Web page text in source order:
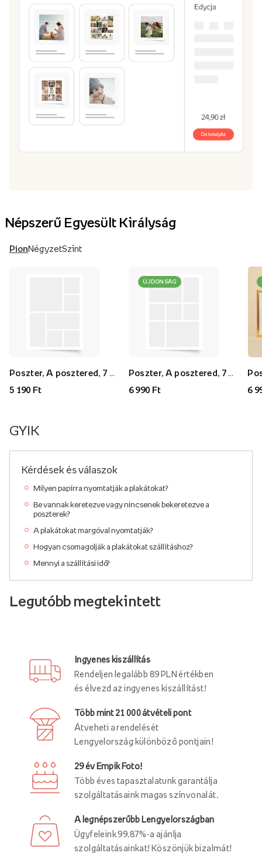
Népszerű Egyesült Királyság
PionNégyzetSzint
5 190 Ft
ÚJDONSÁG
6 990 Ft
6
GYIK
Kérdések és válaszok
Milyen papírra nyomtatják a plakátokat?
Be vannak keretezve vagy nincsenek bekeretezve a
poszterek?
A plakátokat margóval nyomtatják?
Hogyan csomagolják a plakátokat szállításhoz?
Mennyi a szállítási idő?
Legutóbb megtekintett
Ingyenes kiszállítás
Rendeljen legalább 89 PLN értékben
és élvezd az ingyenes kiszállítást!
Több mint 21 000 átvételi pont
Átveheti a rendelését
Lengyelország különböző pontjain!
29 év Empik Foto!
Több éves tapasztalatunk garantálja
szolgáltatásaink magas színvonalát.
A legnépszerűbb Lengyelországban
Ügyfeleink 99,87%-a ajánlja
szolgáltatásainkat! Köszönjük bizalmát!